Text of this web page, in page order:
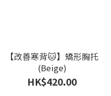
【改善寒背🐱】矯形胸托
(Beige)
HK$420.00